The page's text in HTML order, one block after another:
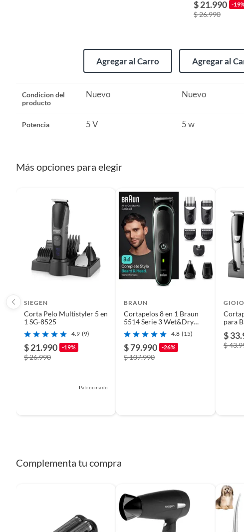
0,5 kg
5 V
Voltaje
Agregar al Carro
$ 21.990 -
$ 26.990
Agregar al
Condicion del
producto
Nuevo Nuevo
Potencia 5 V 5 w
Más opciones para elegir
SIEGEN
Corta Pelo Multistyler 5 en
1 SG-8525
4.9 (9)
$ 21.990 -19%
$ 26.990
Patrocinado
BRAUN
Cortapelos 8 en 1 Braun
5514 Serie 3 Wet&Dry
Cara Cuerpo
4.8 (15)
$ 79.990 -26%
$ 107.990
GIOIO
para
Ras
$
$
Complementa tu compra